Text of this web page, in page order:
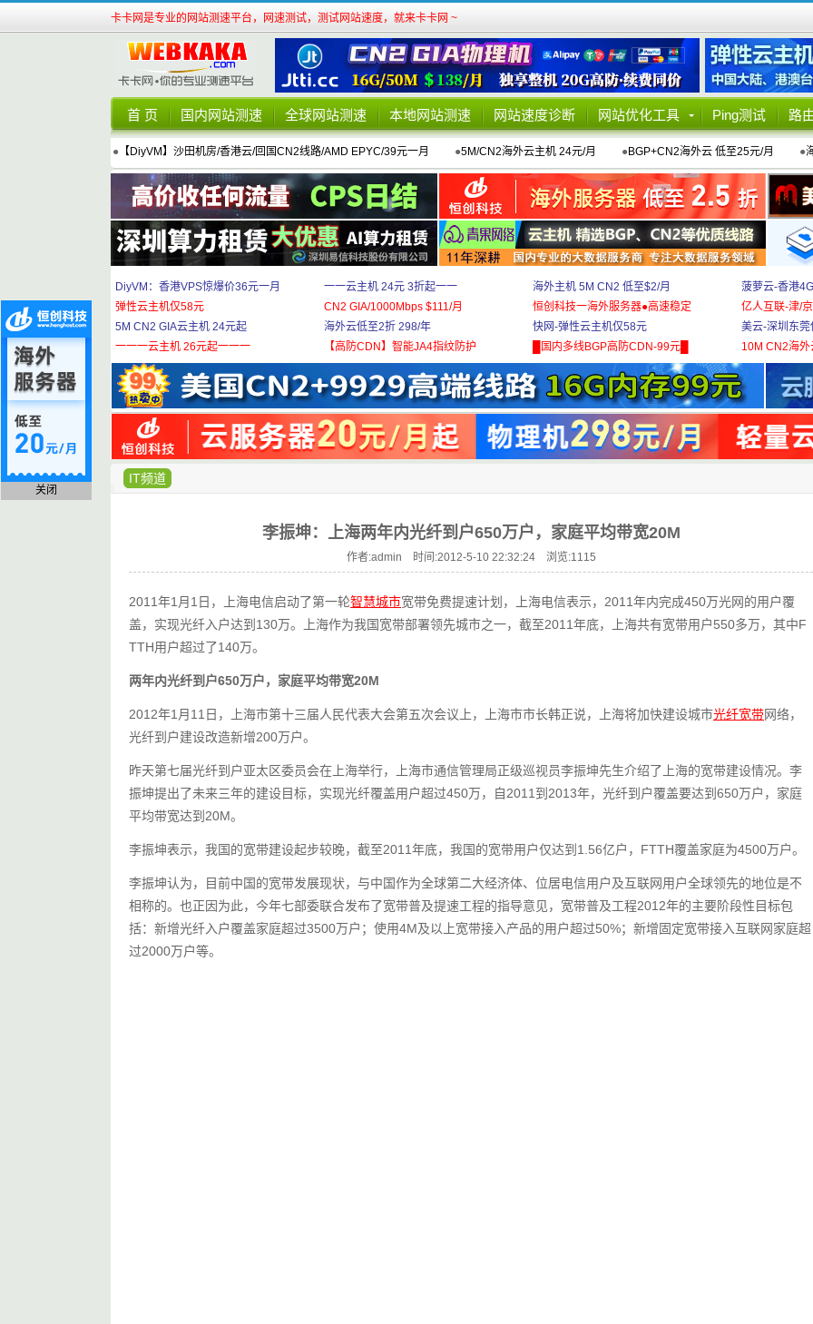
卡卡网是专业的网站测速平台，网速测试，测试网站速度，就来卡卡网 ~
首 页 国内网站测速 全球网站测速 本地网站测速 网站速度诊断 网站优化工具 Ping测试 路
● 【DiyVM】沙田机房/香港云/回国CN2线路/AMD EPYC/39元一月 ●5M/CN2海外云主机 24元/月 ●BGP+CN2海外云 低至25元/月 ●
DiyVM：香港VPS惊爆价36元一月
弹性云主机仅58元
5M CN2 GIA云主机 24元起
一一一云主机 26元起一一一
一一云主机 24元 3折起一一
CN2 GIA/1000Mbps $111/月
海外云低至2折 298/年
【高防CDN】智能JA4指纹防护
海外主机 5M CN2 低至$2/月
恒创科技一海外服务器●高速稳定
快网-弹性云主机仅58元
█国内多线BGP高防CDN-99元█
菠萝云-香港
亿人互联-津/
美云-深圳东
10M CN2海
IT频道
李振坤：上海两年内光纤到户650万户，家庭平均带宽20M
作者:admin 时间:2012-5-10 22:32:24 浏览:1115
2011年1月1日，上海电信启动了第一轮智慧城市宽带免费提速计划，上海电信表示，2011年内完成450万光网的用户覆
盖，实现光纤入户达到130万。上海作为我国宽带部署领先城市之一，截至2011年底，上海共有宽带用户550多万，其中F
TTH用户超过了140万。
两年内光纤到户650万户，家庭平均带宽20M
2012年1月11日，上海市第十三届人民代表大会第五次会议上，上海市市长韩正说，上海将加快建设城市光纤宽带网络，
光纤到户建设改造新增200万户。
昨天第七届光纤到户亚太区委员会在上海举行，上海市通信管理局正级巡视员李振坤先生介绍了上海的宽带建设情况。李
振坤提出了未来三年的建设目标，实现光纤覆盖用户超过450万，自2011到2013年，光纤到户覆盖要达到650万户，家庭
平均带宽达到20M。
李振坤表示，我国的宽带建设起步较晚，截至2011年底，我国的宽带用户仅达到1.56亿户，FTTH覆盖家庭为4500万户。
李振坤认为，目前中国的宽带发展现状，与中国作为全球第二大经济体、位居电信用户及互联网用户全球领先的地位是不
相称的。也正因为此，今年七部委联合发布了宽带普及提速工程的指导意见，宽带普及工程2012年的主要阶段性目标包
括：新增光纤入户覆盖家庭超过3500万户；使用4M及以上宽带接入产品的用户超过50%；新增固定宽带接入互联网家庭超
过2000万户等。
关闭